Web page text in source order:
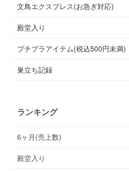
文鳥エクスプレス(お急ぎ対応)
殿堂入り
プチプラアイテム(税込500円未満)
巣立ち記録
ランキング
6ヶ月(売上数)
殿堂入り